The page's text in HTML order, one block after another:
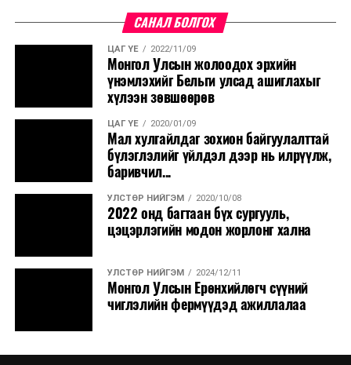
САНАЛ БОЛГОХ
ЦАГ ҮЕ 2022/11/09
Монгол Улсын жолоодох эрхийн
үнэмлэхийг Бельги улсад ашиглахыг
хүлээн зөвшөөрөв
ЦАГ ҮЕ 2020/01/09
Мал хулгайлдаг зохион байгуулалттай
бүлэглэлийг үйлдэл дээр нь илрүүлж,
баривчил...
УЛСТӨР НИЙГЭМ 2020/10/08
2022 онд багтаан бүх сургууль,
цэцэрлэгийн модон жорлонг хална
УЛСТӨР НИЙГЭМ 2024/12/11
Монгол Улсын Ерөнхийлөгч сүүний
чиглэлийн фермүүдэд ажиллалаа